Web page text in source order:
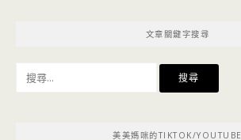
文章關鍵字搜尋
美美媽咪的TIKTOK/YOUTUBE